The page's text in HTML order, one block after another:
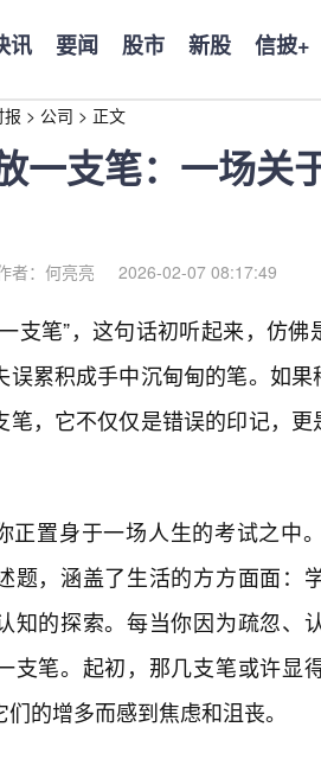
讯 要闻 股市 新股 信披+
> 公司 > 正文
一支笔：一场关
者：何亮亮 2026-02-07 08:17:49
支笔”，这句话初听起来，仿
误累积成手中沉甸甸的笔。如
笔，它不仅仅是错误的印记，
正置身于一场人生的考试之中
题，涵盖了生活的方方面面：
知的探索。每当你因为疏忽、
支笔。起初，那几支笔或许显
们的增多而感到焦虑和沮丧。